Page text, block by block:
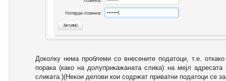
Доколку нема проблеми со внесените податоци, т.е.
порака (како на долуприкажаната слика) на мејл
сликата.)(Некои делови кои содржат приватни податоци се